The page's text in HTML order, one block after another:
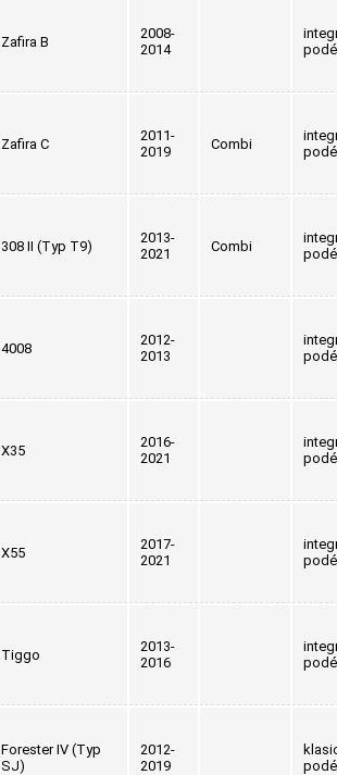
Zafira B
2008-
2014
Zafira C
2011-
2019
Combi
308 II (Typ T9)
2013-
2021
Combi
4008
2012-
2013
X35
2016-
2021
X55
2017-
2021
Tiggo
2013-
2016
Forester IV (Typ
SJ)
2012-
2019